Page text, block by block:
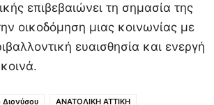
επιβεβαιώνει τη σημασία της
οικοδόμηση μιας κοινωνίας με
ευαισθησία και ενεργή
Διονύσου
ΑΝΑΤΟΛΙΚΗ ΑΤΤΙΚΗ